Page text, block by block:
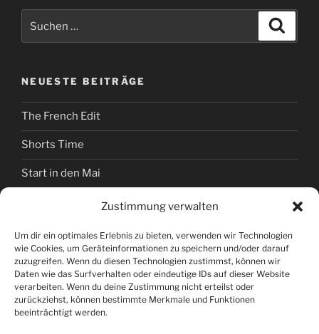
Zustimmung verwalten
Um dir ein optimales Erlebnis zu bieten, verwenden wir Technologien
wie Cookies, um Geräteinformationen zu speichern und/oder darauf
zuzugreifen. Wenn du diesen Technologien zustimmst, können wir
Daten wie das Surfverhalten oder eindeutige IDs auf dieser Website
verarbeiten. Wenn du deine Zustimmung nicht erteilst oder
zurückziehst, können bestimmte Merkmale und Funktionen
beeinträchtigt werden.
nach:
NEUESTE BEITRÄGE
The French Edit
Shorts Time
Start in den Mai
Hexenbesuch bei Stilwelt
Valentinstag 2026
KATEGORIEN
Allgemein